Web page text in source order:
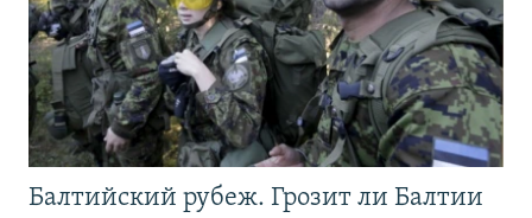
Балтийский рубеж. Грозит ли Балтии